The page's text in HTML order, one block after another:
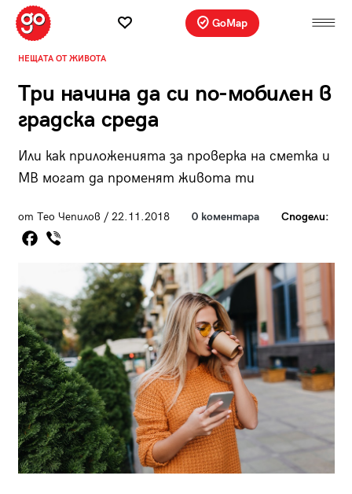
GoMap
НЕЩАТА ОТ ЖИВОТА
Три начина да си по-мобилен в
градска среда
Или как приложенията за проверка на сметка и
MB могат да променят живота ти
от Тео Чепилов / 22.11.2018 0 коментара Сподели: